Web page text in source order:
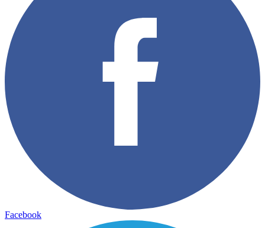
Facebook